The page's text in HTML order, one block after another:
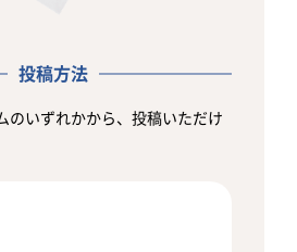
投稿方法
のいずれかから、投稿いただけ